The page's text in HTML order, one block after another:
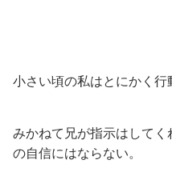
小さい頃の私はとにかく行
みかねて兄が指示はして
の自信にはならない。